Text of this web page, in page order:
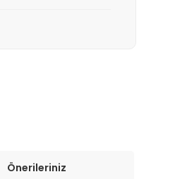
Önerileriniz